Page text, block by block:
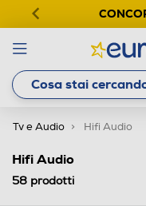
Tv e Audio Hifi Audio
Hifi Audio
58 prodotti